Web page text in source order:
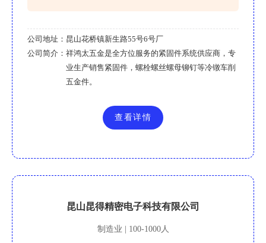
公司地址： 昆山花桥镇新生路55号6号厂
公司简介： 祥鸿太五金是全方位服务的紧固件系统供应商，专
业生产销售紧固件，螺栓螺丝螺母铆钉等冷镦车削
五金件。
查看详情
昆山昆得精密电子科技有限公司
制造业 | 100-1000人